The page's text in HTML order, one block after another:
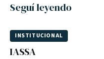
Seguí leyendo
INSTITUCIONAL
IASSA